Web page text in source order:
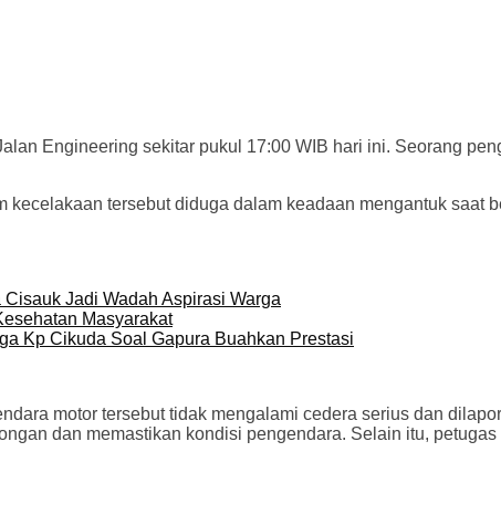
Engineering sekitar pukul 17:00 WIB hari ini. Seorang
tersebut diduga dalam keadaan mengantuk saat
Jadi Wadah Aspirasi Warga
Masyarakat
Kp Cikuda Soal Gapura Buahkan Prestasi
motor tersebut tidak mengalami cedera serius dan
dan memastikan kondisi pengendara. Selain itu,